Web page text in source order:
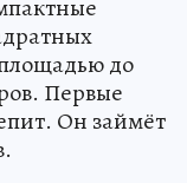
до
Первые
Он займёт